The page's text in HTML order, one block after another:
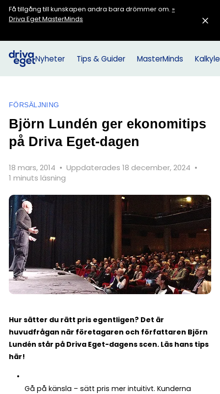
Få tillgång till kunskapen andra bara drömmer om. »
Driva Eget MasterMinds
Nyheter Tips & Guider MasterMinds
FÖRSÄLJNING
Björn Lundén ger ekonomitips
på Driva Eget-dagen
18 mars, 2014 • Uppdaterades 18 december, 2024 •
1 minuts läsning
Hur sätter du rätt pris egentligen? Det är
huvudfrågan när företagaren och författaren Björn
Lundén står på Driva Eget-dagens scen. Läs hans tips
här!
Gå på känsla – sätt pris mer intuitivt. Kunderna